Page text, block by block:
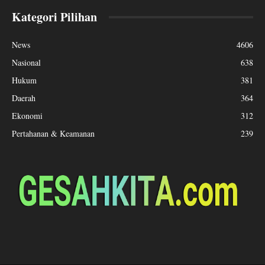
Kategori Pilihan
News
4606
Nasional
638
Hukum
381
Daerah
364
Ekonomi
312
Pertahanan & Keamanan
239